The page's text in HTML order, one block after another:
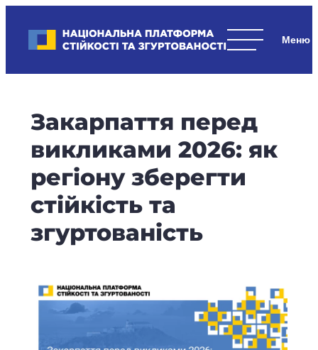
content
Національна платформа стійкості та згуртованості
стратегічні
стійкість
держави
та
суспільства,
згуртованість
та
єдність.
Закарпаття перед
викликами 2026: як
регіону зберегти
стійкість та
згуртованість